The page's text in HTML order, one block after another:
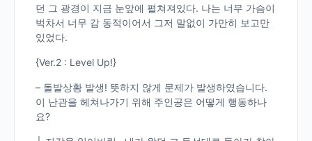
던 그 광경이 지금 눈앞에 펼쳐져있다. 나는 너무 가슴이
벅차서 너무 감 동적이어서 그저 말없이 가만히 보고만
있었다.
{Ver.2 : Level Up!}
– 돌발상황 발생! 뜻하지 않게 문제가 발생하였습니다.
이 난관을 헤쳐나가기 위해 주인공은 어떻게 행동하나
요?